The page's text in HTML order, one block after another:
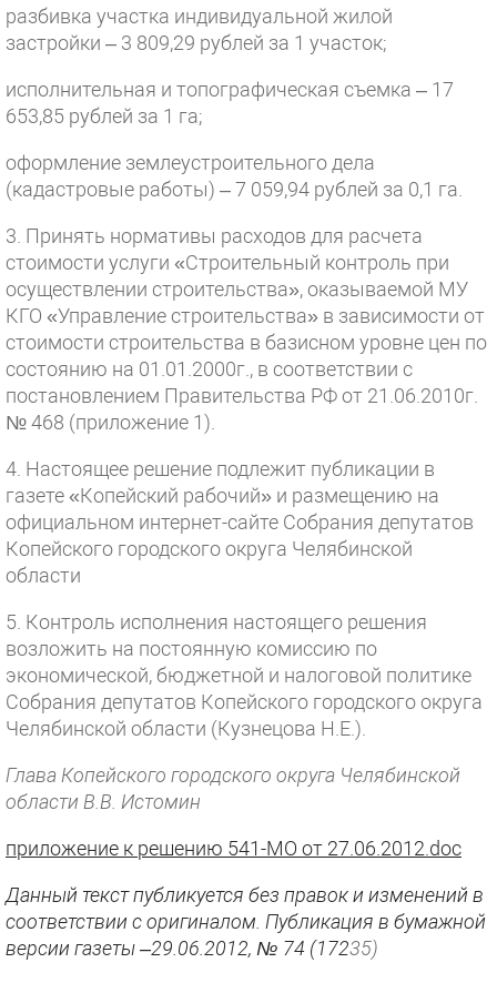
разбивка участка индивидуальной жилой
застройки – 3 809,29 рублей за 1 участок;
исполнительная и топографическая съемка – 17
653,85 рублей за 1 га;
оформление землеустроительного дела
(кадастровые работы) – 7 059,94 рублей за 0,1 га.
3. Принять нормативы расходов для расчета
стоимости услуги «Строительный контроль при
осуществлении строительства», оказываемой МУ
КГО «Управление строительства» в зависимости от
стоимости строительства в базисном уровне цен по
состоянию на 01.01.2000г., в соответствии с
постановлением Правительства РФ от 21.06.2010г.
№ 468 (приложение 1).
4. Настоящее решение подлежит публикации в
газете «Копейский рабочий» и размещению на
официальном интернет-сайте Собрания депутатов
Копейского городского округа Челябинской
области
5. Контроль исполнения настоящего решения
возложить на постоянную комиссию по
экономической, бюджетной и налоговой политике
Собрания депутатов Копейского городского округа
Челябинской области (Кузнецова Н.Е.).
Глава Копейского городского округа Челябинской
области В.В. Истомин
приложение к решению 541-МО от 27.06.2012.doc
Данный текст публикуется без правок и изменений в
соответствии с оригиналом. Публикация в бумажной
версии газеты –29.06.2012, № 74 (17235)